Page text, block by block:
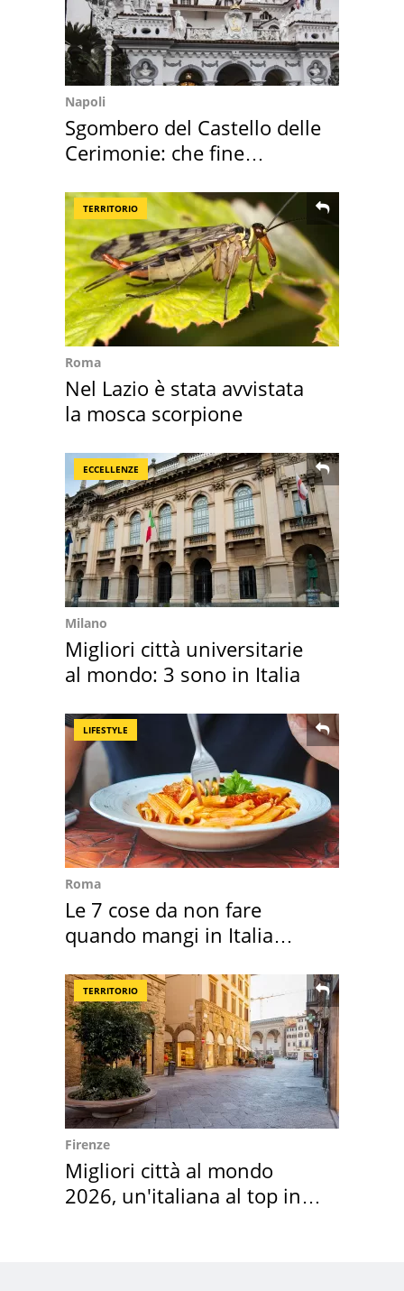
Napoli
Sgombero del Castello delle
Cerimonie: che fine
TERRITORIO
Roma
Nel Lazio è stata avvistata
la mosca scorpione
ECCELLENZE
Milano
Migliori città universitarie
al mondo: 3 sono in Italia
LIFESTYLE
Roma
Le 7 cose da non fare
quando mangi in Italia
TERRITORIO
Firenze
Migliori città al mondo
2026, un'italiana al top in